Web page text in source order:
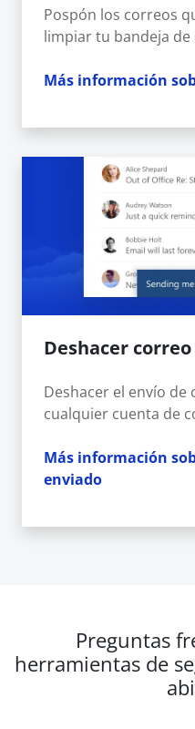
Pospón los correos
limpiar tu bandeja de
Más información
Deshacer
Deshacer el envío
cualquier cuenta de
Más información
enviado
Preguntas
herramientas de